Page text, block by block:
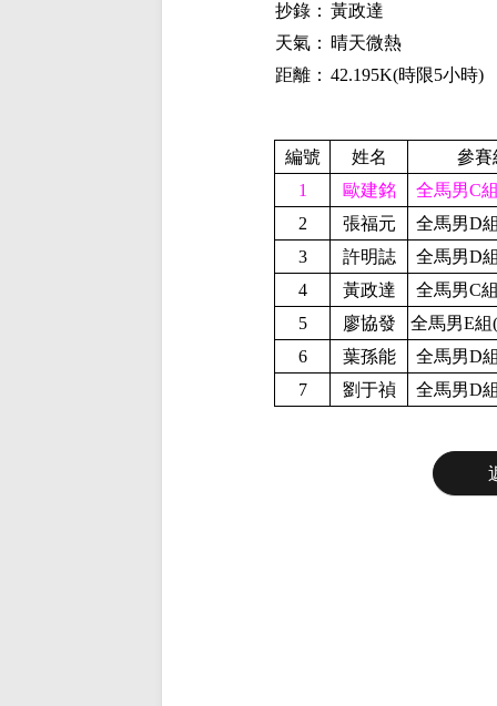
抄錄： 黃政達
天氣： 晴天微熱
距離： 42.195K(時限5小時)
編號 姓名
參賽
1
歐建銘
全馬男C
2
張福元
全馬男D
3
許明誌
全馬男D
4
黃政達
全馬男C
5
廖協發
全馬男E組
6
葉孫能
全馬男D
7
劉于禎 全馬男D